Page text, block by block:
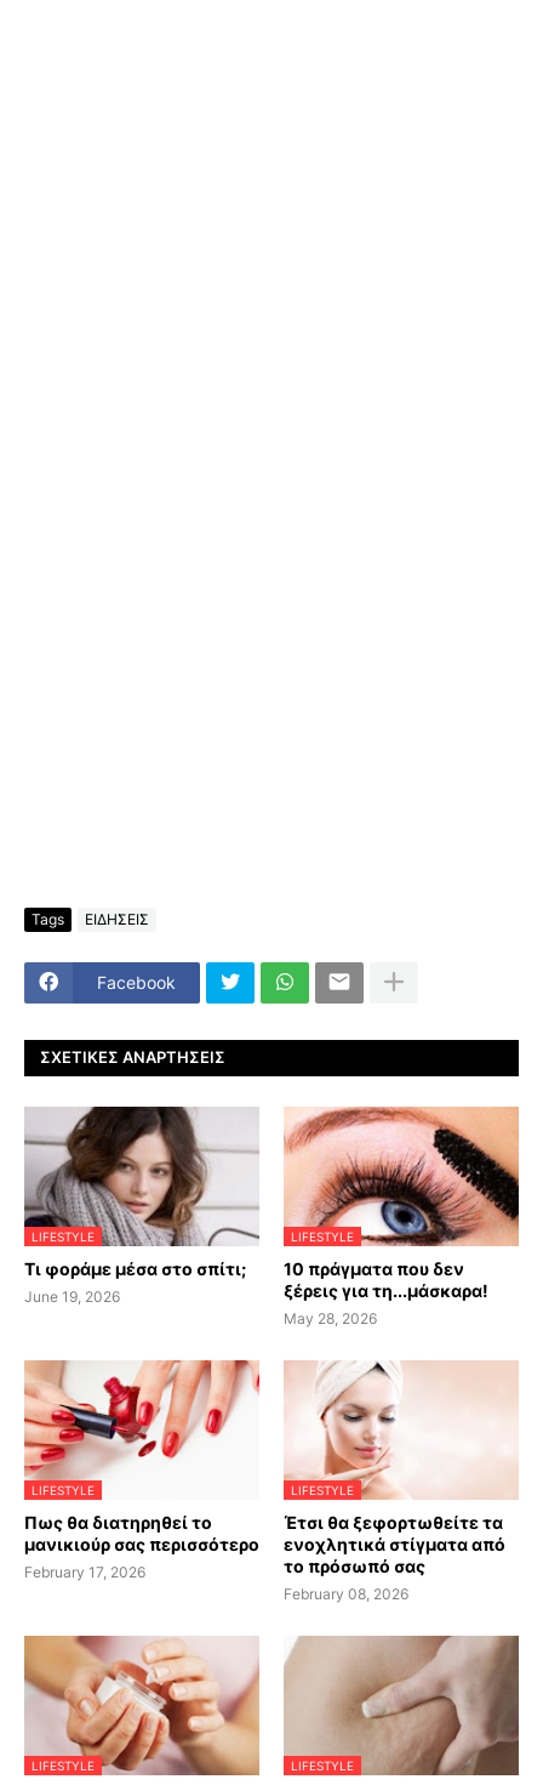
Tags ΕΙΔΗΣΕΙΣ
Facebook
ΣΧΕΤΙΚΈΣ ΑΝΑΡΤΉΣΕΙΣ
LIFESTYLE
Τι φοράμε μέσα στο σπίτι;
June 19, 2026
LIFESTYLE
10 πράγματα που δεν
ξέρεις για τη...μάσκαρα!
May 28, 2026
LIFESTYLE
Πως θα διατηρηθεί το
μανικιούρ σας περισσότερο
February 17, 2026
LIFESTYLE
Έτσι θα ξεφορτωθείτε τα
ενοχλητικά στίγματα από
το πρόσωπό σας
February 08, 2026
LIFESTYLE LIFESTYLE